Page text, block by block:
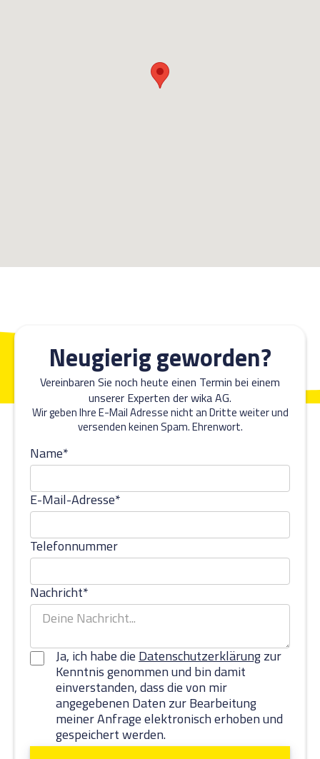
Neugierig geworden?
Vereinbaren Sie noch heute einen Termin bei einem
unserer Experten der wika AG.
Wir geben Ihre E-Mail Adresse nicht an Dritte weiter und
versenden keinen Spam. Ehrenwort.
Name*
E-Mail-Adresse*
Telefonnummer
Nachricht*
Ja, ich habe die Datenschutzerklärungzur
Kenntnis genommen und bin damit
einverstanden, dass die von mir
angegebenen Daten zur Bearbeitung
meiner Anfrage elektronisch erhoben und
gespeichert werden.